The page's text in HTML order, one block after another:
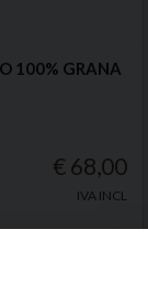
100% GRANA
€ 68,00
IVA INCL